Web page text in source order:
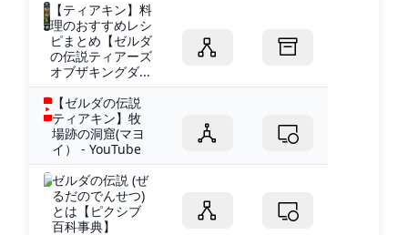
【ティアキン】料
理のおすすめレシ
ピまとめ【ゼルダ
の伝説ティアーズ
オブザキングダ...
【ゼルダの伝説
ティアキン】牧
場跡の洞窟(マヨ
イ） - YouTube
ゼルダの伝説 (ぜ
るだのでんせつ)
とは【ピクシブ
百科事典】